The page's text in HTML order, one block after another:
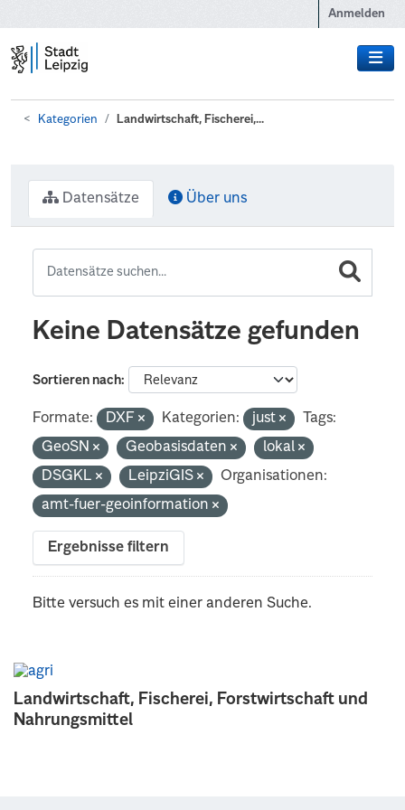
Anmelden
Kategorien Landwirtschaft, Fischerei,...
Landwirtschaft, Fischerei, Forstwirtschaft und
Nahrungsmittel
Datensätze Über uns
Keine Datensätze gefunden
Sortieren nach
Formate: DXF Kategorien: just
Tags:
GeoSN
Geobasisdaten
lokal
DSGKL
LeipziGIS
Organisationen:
amt-fuer-geoinformation
Ergebnisse filtern
Bitte versuch es mit einer anderen Suche.